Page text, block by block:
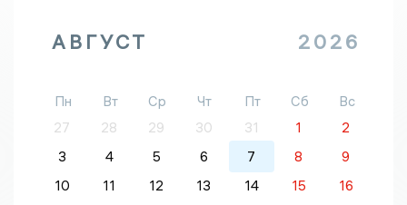
АВГУСТ 2026
Пн Вт Ср Чт Пт Сб
Вс
27
28 29 30 31 1
2
3
4 5 6 7 8
9
10
11 12 13 14 15
16